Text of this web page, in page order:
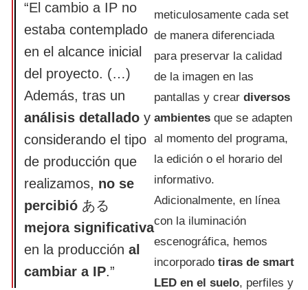
“El cambio a IP no
estaba contemplado
en el alcance inicial
del proyecto. (…)
Además, tras un
análisis detallado y
considerando el tipo
de producción que
realizamos, no se
percibió ある
mejora significativa
en la producción al
cambiar a IP.”
meticulosamente cada set
de manera diferenciada
para preservar la calidad
de la imagen en las
pantallas y crear diversos
ambientes que se adapten
al momento del programa,
la edición o el horario del
informativo.
Adicionalmente, en línea
con la iluminación
escenográfica, hemos
incorporado tiras de smart
LED en el suelo, perfiles y